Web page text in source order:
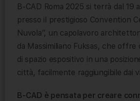
B-CAD Roma 2025 si terrà dal 19
presso il prestigioso Convention
Nuvola”, un capolavoro
da Massimiliano Fuksas, che offre
di spazio espositivo in una
città, facilmente raggiungibile dai
B-CAD è pensata per creare